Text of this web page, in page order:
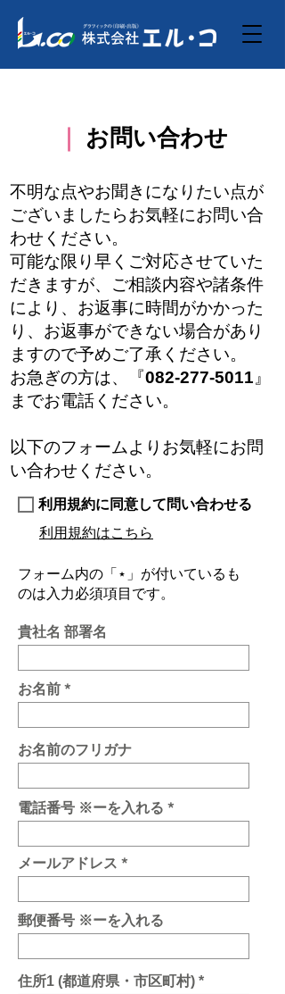
お問い合わせ
不明な点やお聞きになりたい点が
ございましたらお気軽にお問い合
わせください。
可能な限り早くご対応させていた
だきますが、ご相談内容や諸条件
により、お返事に時間がかかった
り、お返事ができない場合があり
ますので予めご了承ください。
お急ぎの方は、『082-277-5011 』
までお電話ください。
以下のフォームよりお気軽にお問
い合わせください。
利用規約に同意して問い合わせる
​利用規約はこちら
フォーム内の「⋆」が付いているも
のは入力必須項目です。
貴社名 部署名
お名前
お名前のフリガナ
電話番号 ※ーを入れる
メールアドレス
郵便番号 ※ーを入れる
住所1 (都道府県・市区町村)